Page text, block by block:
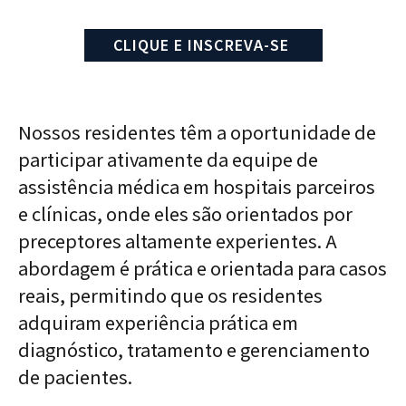
CLIQUE E INSCREVA-SE
Nossos residentes têm a oportunidade de
participar ativamente da equipe de
assistência médica em hospitais parceiros
e clínicas, onde eles são orientados por
preceptores altamente experientes. A
abordagem é prática e orientada para casos
reais, permitindo que os residentes
adquiram experiência prática em
diagnóstico, tratamento e gerenciamento
de pacientes.